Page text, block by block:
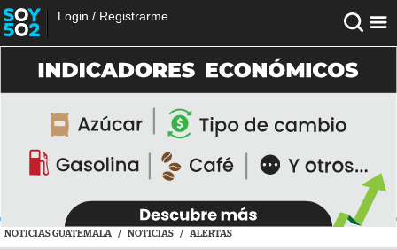
Login / Registrarme
NOTICIAS GUATEMALA / NOTICIAS / ALERTAS